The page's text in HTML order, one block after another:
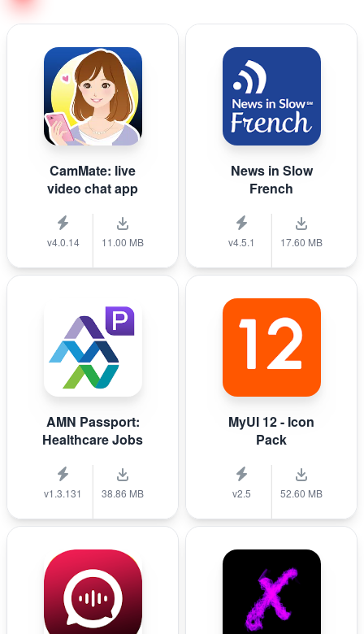
CamMate: live
video chat app
v4.0.14 11.00 MB
News in Slow
French
v4.5.1 17.60 MB
AMN Passport:
Healthcare Jobs
v1.3.131 38.86 MB
MyUI 12 - Icon
Pack
v2.5 52.60 MB